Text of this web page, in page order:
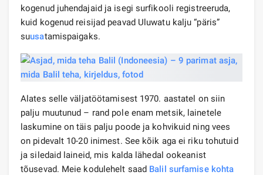
kogenud juhendajaid ja isegi surfikooli registreeruda,
kuid kogenud reisijad peavad Uluwatu kalju “päris”
suusatamispaigaks.
Alates selle väljatöötamisest 1970. aastatel on siin
palju muutunud – rand pole enam metsik, lainetele
laskumine on täis palju poode ja kohvikuid ning vees
on pidevalt 10-20 inimest. See kõik aga ei riku tohutuid
ja siledaid laineid, mis kalda lähedal ookeanist
tõusevad. Meie kodulehelt saad Balil surfamise kohta